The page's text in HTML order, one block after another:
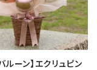
ルーン】エクリュピン